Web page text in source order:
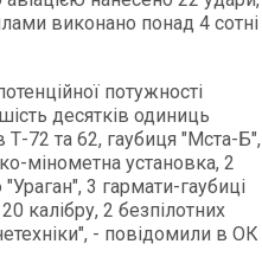
виконано понад 4 сотні
потужності
десятків одиниць
Т-72 та 62, гаубиця "Мста-Б",
мінометна установка, 2
3 гармати-гаубиці
калібру, 2 безпілотних
- повідомили в ОК